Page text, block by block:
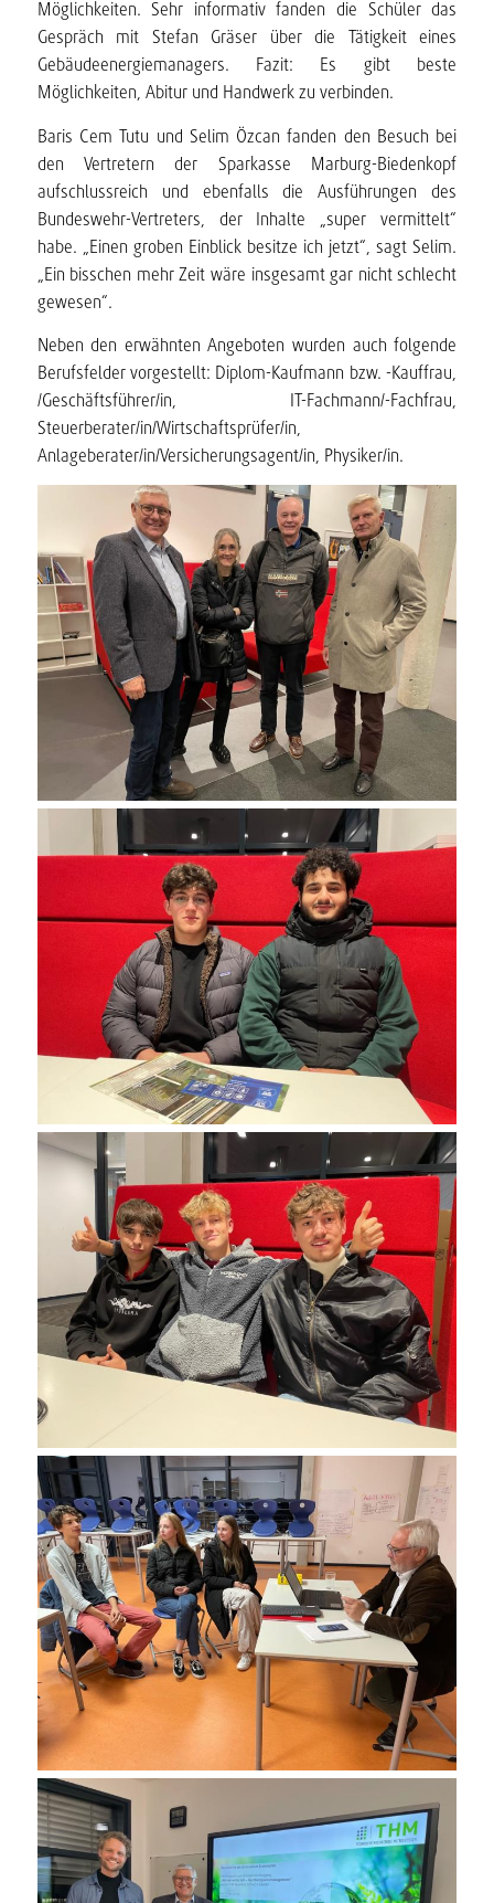
Möglichkeiten. Sehr informativ fanden die Schüler das
Gespräch mit Stefan Gräser über die Tätigkeit eines
Gebäudeenergiemanagers. Fazit: Es gibt beste
Möglichkeiten, Abitur und Handwerk zu verbinden.
Baris Cem Tutu und Selim Özcan fanden den Besuch bei
den Vertretern der Sparkasse Marburg-Biedenkopf
aufschlussreich und ebenfalls die Ausführungen des
Bundeswehr-Vertreters, der Inhalte „super vermittelt“
habe. „Einen groben Einblick besitze ich jetzt“, sagt Selim.
„Ein bisschen mehr Zeit wäre insgesamt gar nicht schlecht
gewesen“.
Neben den erwähnten Angeboten wurden auch folgende
Berufsfelder vorgestellt: Diplom-Kaufmann bzw. -Kauffrau,
/Geschäftsführer/in, IT-Fachmann/-Fachfrau,
Steuerberater/in/Wirtschaftsprüfer/in,
Anlageberater/in/Versicherungsagent/in, Physiker/in.